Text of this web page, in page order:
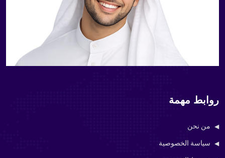
روابط مهمة
من نحن
سياسة الخصوصية